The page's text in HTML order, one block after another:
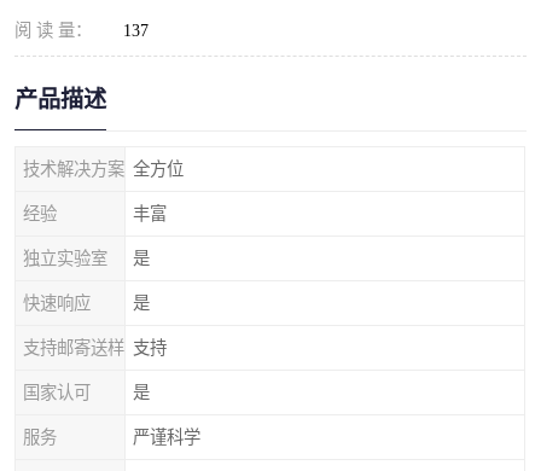
阅 读 量： 137
产品描述
技术解决方案 全方位
经验 丰富
独立实验室 是
快速响应 是
支持邮寄送样 支持
国家认可 是
服务 严谨科学